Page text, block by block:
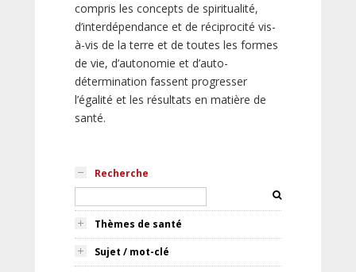
compris les concepts de spiritualité,
d’interdépendance et de réciprocité vis-
à-vis de la terre et de toutes les formes
de vie, d’autonomie et d’auto-
détermination fassent progresser
l’égalité et les résultats en matière de
santé.
Recherche
Thèmes de santé
Sujet / mot-clé